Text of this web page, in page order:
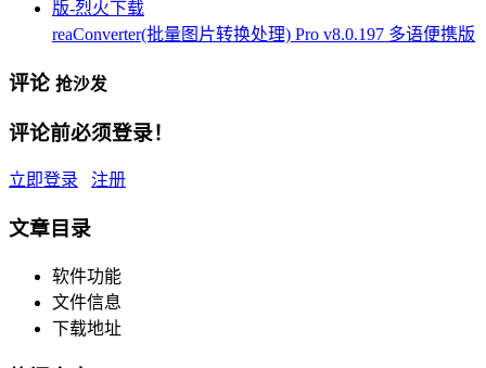
reaConverter(批量图片转换处理) Pro v8.0.197 多语便携版
评论 抢沙发
评论前必须登录！
立即登录 注册
文章目录
软件功能
文件信息
下载地址